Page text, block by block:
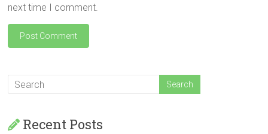
next time I comment.
Recent Posts